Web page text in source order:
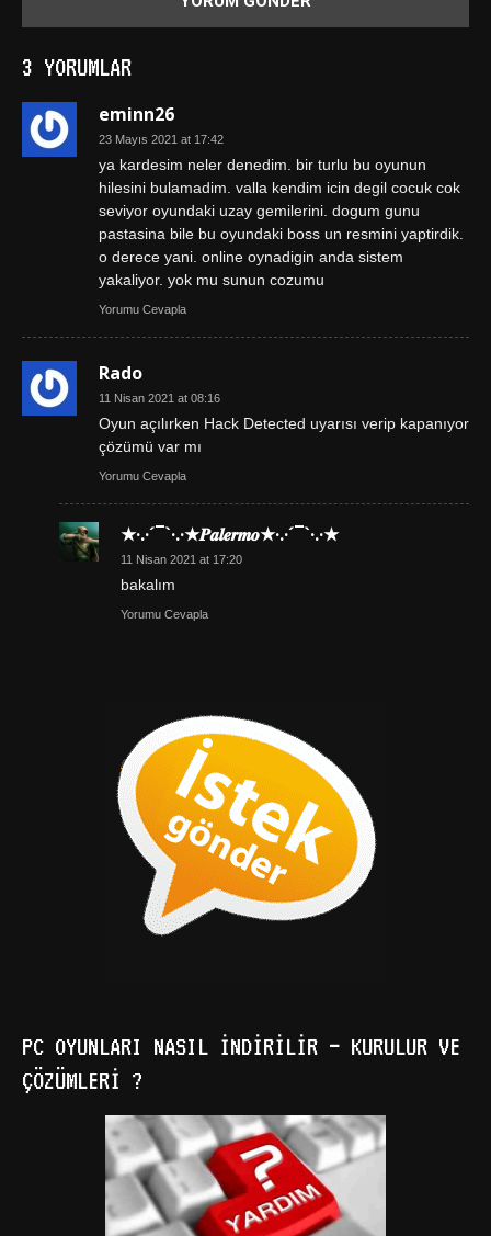
3 YORUMLAR
eminn26
23 Mayıs 2021 at 17:42
ya kardesim neler denedim. bir turlu bu oyunun
hilesini bulamadim. valla kendim icin degil cocuk cok
seviyor oyundaki uzay gemilerini. dogum gunu
pastasina bile bu oyundaki boss un resmini yaptirdik.
o derece yani. online oynadigin anda sistem
yakaliyor. yok mu sunun cozumu
Yorumu Cevapla
Rado
11 Nisan 2021 at 08:16
Oyun açılırken Hack Detected uyarısı verip kapanıyor
çözümü var mı
Yorumu Cevapla
★·.·´¯`·.·★𝑷𝒂𝒍𝒆𝒓𝒎𝒐★·.·´¯`·.·★
11 Nisan 2021 at 17:20
bakalım
Yorumu Cevapla
PC OYUNLARI NASIL İNDIRILIR – KURULUR VE
ÇÖZÜMLERI ?